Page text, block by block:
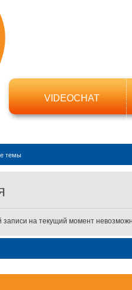
VIDEOCHAT
темы
записи на текущий момент